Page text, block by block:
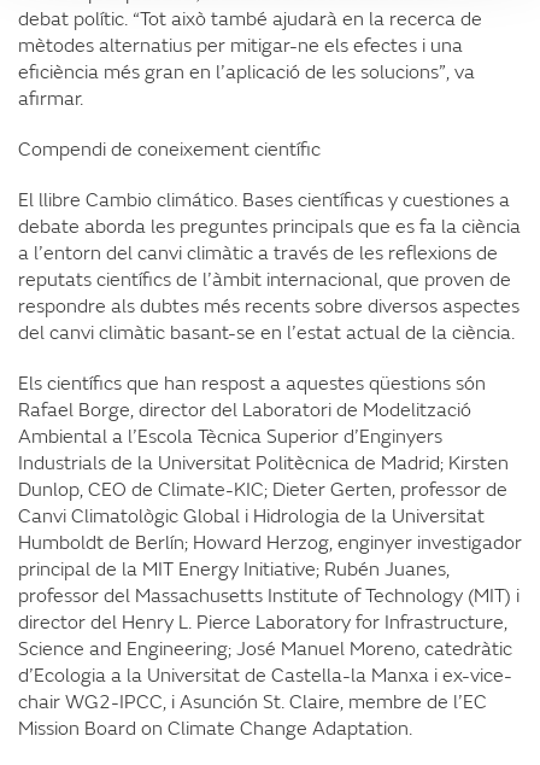
debat polític. “Tot això també ajudarà en la recerca de
mètodes alternatius per mitigar-ne els efectes i una
eficiència més gran en l’aplicació de les solucions”, va
afirmar.
Compendi de coneixement científic
El llibre Cambio climático. Bases científicas y cuestiones a
debate aborda les preguntes principals que es fa la ciència
a l’entorn del canvi climàtic a través de les reflexions de
reputats científics de l’àmbit internacional, que proven de
respondre als dubtes més recents sobre diversos aspectes
del canvi climàtic basant-se en l’estat actual de la ciència.
Els científics que han respost a aquestes qüestions són
Rafael Borge, director del Laboratori de Modelització
Ambiental a l’Escola Tècnica Superior d’Enginyers
Industrials de la Universitat Politècnica de Madrid; Kirsten
Dunlop, CEO de Climate-KIC; Dieter Gerten, professor de
Canvi Climatològic Global i Hidrologia de la Universitat
Humboldt de Berlín; Howard Herzog, enginyer investigador
principal de la MIT Energy Initiative; Rubén Juanes,
professor del Massachusetts Institute of Technology (MIT) i
director del Henry L. Pierce Laboratory for Infrastructure,
Science and Engineering; José Manuel Moreno, catedràtic
d’Ecologia a la Universitat de Castella-la Manxa i ex-vice-
chair WG2-IPCC, i Asunción St. Claire, membre de l’EC
Mission Board on Climate Change Adaptation.